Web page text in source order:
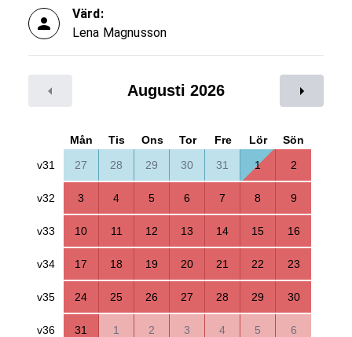
Värd:
Lena Magnusson
Augusti 2026
Mån Tis Ons Tor Fre Lör
Sön
v31
27 28 29 30 31 1 2
v32 3 4 5 6 7 8 9
v33 10 11 12 13 14 15 16
v34 17 18 19 20 21 22 23
v35 24 25 26 27 28 29 30
v36 31 1 2 3 4 5 6